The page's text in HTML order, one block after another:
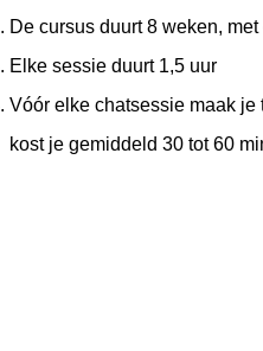
De cursus duurt 8 weken,
Elke sessie duurt 1,5 uur
Vóór elke chatsessie maak
kost je gemiddeld 30 tot 60